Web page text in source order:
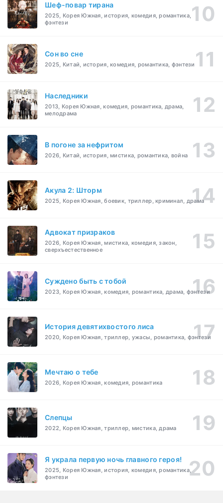
Шеф-повар тирана
2025, Корея Южная, история, комедия, романтика,
фэнтези
Cон во сне
2025, Китай, история, комедия, романтика, фэнтези
Наследники
2013, Корея Южная, комедия, романтика, драма,
мелодрама
В погоне за нефритом
2026, Китай, история, мистика, романтика, война
Акула 2: Шторм
2025, Корея Южная, боевик, триллер, криминал, драма
Адвокат призраков
2026, Корея Южная, мистика, комедия, закон,
сверхъестественное
Суждено быть с тобой
2023, Корея Южная, комедия, романтика, драма, фэнтези
История девятихвостого лиса
2020, Корея Южная, триллер, ужасы, романтика, фэнтези
Мечтаю о тебе
2026, Корея Южная, комедия, романтика
Слепцы
2022, Корея Южная, триллер, мистика, драма
Я украла первую ночь главного героя!
2025, Корея Южная, история, комедия, романтика,
фэнтези